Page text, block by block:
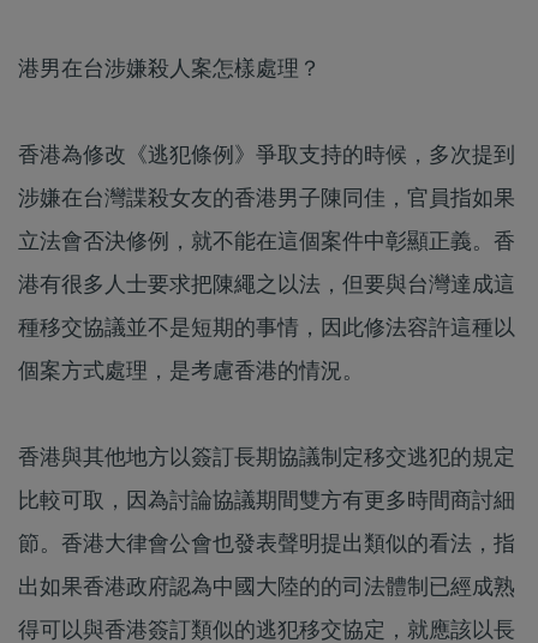
港男在台涉嫌殺人案怎樣處理？
香港為修改《逃犯條例》爭取支持的時候，多次提到
涉嫌在台灣諜殺女友的香港男子陳同佳，官員指如果
立法會否決修例，就不能在這個案件中彰顯正義。香
港有很多人士要求把陳繩之以法，但要與台灣達成這
種移交協議並不是短期的事情，因此修法容許這種以
個案方式處理，是考慮香港的情況。
香港與其他地方以簽訂長期協議制定移交逃犯的規定
比較可取，因為討論協議期間雙方有更多時間商討細
節。香港大律會公會也發表聲明提出類似的看法，指
出如果香港政府認為中國大陸的的司法體制已經成熟
得可以與香港簽訂類似的逃犯移交協定，就應該以長